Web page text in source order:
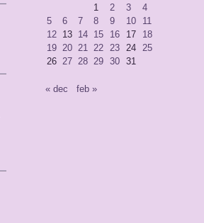
1
2 3
4
5
6 7 8 9 10
11
12 13 14 15 16 17
18
19 20 21 22 23 24 25
26 27 28 29 30 31
« dec feb »